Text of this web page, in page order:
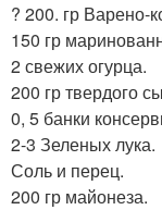
? 200. гр Варено-
150 гр
2 свежих огурца.
200 гр твердого
0, 5 банки
2-3 Зеленых лука.
Соль и перец.
200 гр майонеза.